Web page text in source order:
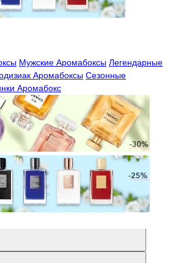
Мужские Аромабоксы Легендарные
Аромабоксы Сезонные
Аромабокс